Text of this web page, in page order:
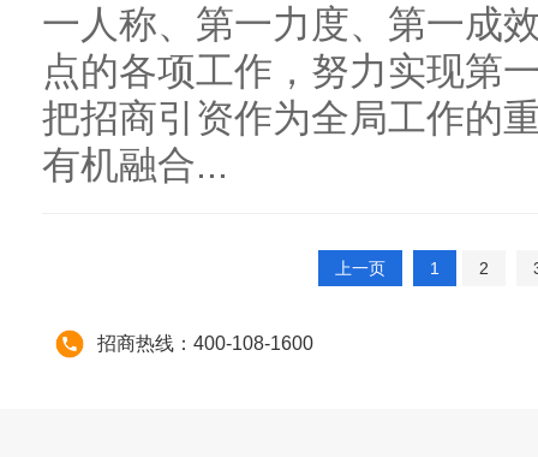
一人称、第一力度、第一成
点的各项工作，努力实现第
把招商引资作为全局工作的
有机融合...
上一页 1 2
招商热线：400-108-1600